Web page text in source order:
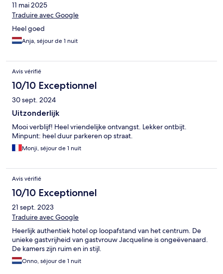
11 mai 2025
Traduire avec Google
Heel goed
Anja, séjour de 1 nuit
Avis vérifié
10/10 Exceptionnel
30 sept. 2024
Uitzonderlijk
Mooi verblijf! Heel vriendelijke ontvangst. Lekker ontbijt.
Minpunt: heel duur parkeren op straat.
Monji, séjour de 1 nuit
Avis vérifié
10/10 Exceptionnel
21 sept. 2023
Traduire avec Google
Heerlijk authentiek hotel op loopafstand van het centrum. De
unieke gastvrijheid van gastvrouw Jacqueline is ongeëvenaard.
De kamers zijn ruim en in stijl.
Onno, séjour de 1 nuit